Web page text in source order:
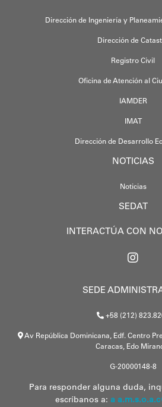
Dirección de Ingeniería y
Dirección de
Registro Civil
Oficina de Atención al
IAMDER
IMAT
Dirección de Desarrollo
NOTICIAS
Noticias
SEDAT
INTERACTÚA CON
SEDE
+58 (212)
Av República Dominicana, Edf. Centro
Caracas, Edo
G-20000148-8
Para responder alguna duda,
escríbanos a: a